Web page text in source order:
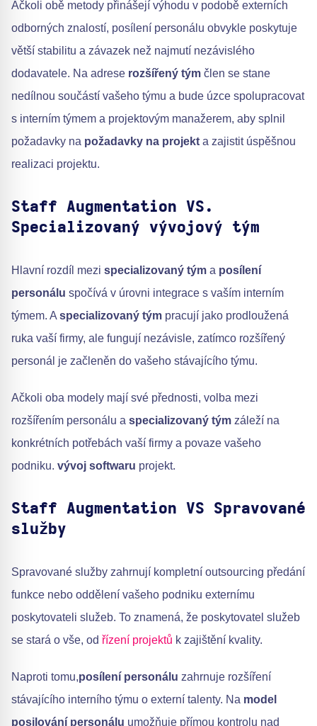
Ačkoli obě metody přinášejí výhodu v podobě externích
odborných znalostí, posílení personálu obvykle poskytuje
větší stabilitu a závazek než najmutí nezávislého
dodavatele. Na adrese rozšířený tým člen se stane
nedílnou součástí vašeho týmu a bude úzce spolupracovat
s interním týmem a projektovým manažerem, aby splnil
požadavky na požadavky na projekt a zajistit úspěšnou
realizaci projektu.
Staff Augmentation VS.
Specializovaný vývojový tým
Hlavní rozdíl mezi specializovaný tým a posílení
personálu spočívá v úrovni integrace s vaším interním
týmem. A specializovaný tým pracují jako prodloužená
ruka vaší firmy, ale fungují nezávisle, zatímco rozšířený
personál je začleněn do vašeho stávajícího týmu.
Ačkoli oba modely mají své přednosti, volba mezi
rozšířením personálu a specializovaný tým záleží na
konkrétních potřebách vaší firmy a povaze vašeho
podniku. vývoj softwaru projekt.
Staff Augmentation VS Spravované
služby
Spravované služby zahrnují kompletní outsourcing předání
funkce nebo oddělení vašeho podniku externímu
poskytovateli služeb. To znamená, že poskytovatel služeb
se stará o vše, od řízení projektů k zajištění kvality.
Naproti tomu,posílení personálu zahrnuje rozšíření
stávajícího interního týmu o externí talenty. Na model
posilování personálu umožňuje přímou kontrolu nad